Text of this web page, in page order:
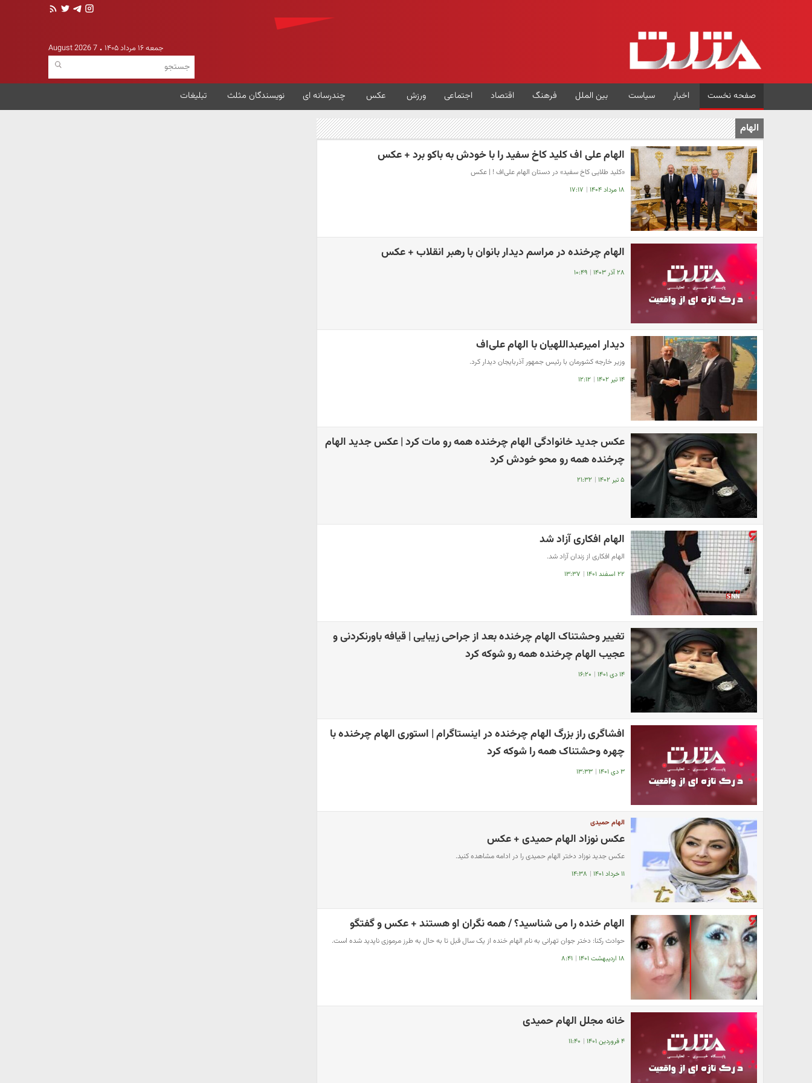
جمعه ۱۶ مرداد ۱۴۰۵ 7 August 2026
صفحه نخست اخبار سیاست بین الملل فرهنگ اقتصاد اجتماعی ورزش عکس چندرسانه ای نویسندگان مثلث تبلیغات
الهام
الهام علی اف کلید کاخ سفید را با خودش به باکو برد + عکس
«کلید طلایی کاخ سفید» در دستان الهام علی‌اف ! |‌ عکس
۱۸ مرداد ۱۴۰۴ | ۱۷:۱۷
الهام چرخنده در مراسم دیدار بانوان با رهبر انقلاب + عکس
۲۸ آذر ۱۴۰۳ | ۱۰:۴۹
دیدار امیرعبداللهیان با الهام علی‌اف
وزیر خارجه کشورمان با رئیس جمهور آذربایجان دیدار کرد.
۱۴ تیر ۱۴۰۲ | ۱۲:۱۲
عکس جدید خانوادگی الهام چرخنده همه رو مات کرد | عکس جدید الهام
چرخنده همه رو محو خودش کرد
۵ تیر ۱۴۰۲ | ۲۱:۳۲
الهام افکاری آزاد شد
الهام افکاری از زندان آزاد شد.
۲۲ اسفند ۱۴۰۱ | ۱۳:۳۷
تغییر وحشتناک الهام چرخنده بعد از جراحی زیبایی | قیافه باورنکردنی و
عجیب الهام چرخنده همه رو شوکه کرد
۱۴ دی ۱۴۰۱ | ۱۶:۲۰
افشاگری راز بزرگ الهام چرخنده در اینستاگرام | استوری الهام چرخنده با
چهره وحشتناک همه را شوکه کرد
۳ دی ۱۴۰۱ | ۱۳:۳۳
الهام حمیدی
عکس نوزاد الهام حمیدی + عکس
عکس جدید نوزاد دختر الهام حمیدی را در ادامه مشاهده کنید.
۱۱ خرداد ۱۴۰۱ | ۱۴:۳۸
الهام خنده را می شناسید؟ / همه نگران او هستند + عکس و گفتگو
حوادث رکنا: دختر جوان تهرانی به نام الهام خنده از یک سال قبل تا به حال به طرز مرموزی ناپدید شده است.
۱۸ اردیبهشت ۱۴۰۱ | ۸:۴۱
خانه مجلل الهام حمیدی
۴ فروردین ۱۴۰۱ | ۱۱:۴۰